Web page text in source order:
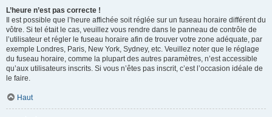
L’heure n’est pas correcte !
Il est possible que l’heure affichée soit réglée sur un fuseau horaire différent du
vôtre. Si tel était le cas, veuillez vous rendre dans le panneau de contrôle de
l’utilisateur et régler le fuseau horaire afin de trouver votre zone adéquate, par
exemple Londres, Paris, New York, Sydney, etc. Veuillez noter que le réglage
du fuseau horaire, comme la plupart des autres paramètres, n’est accessible
qu’aux utilisateurs inscrits. Si vous n’êtes pas inscrit, c’est l’occasion idéale de
le faire.
Haut